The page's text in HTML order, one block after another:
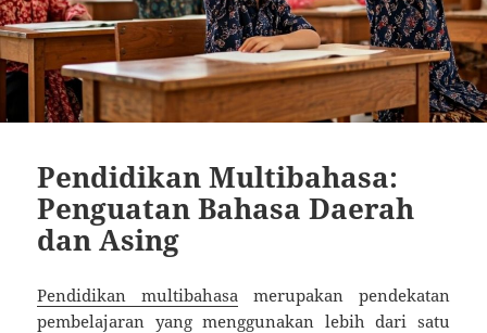
Pendidikan Multibahasa:
Penguatan Bahasa Daerah
dan Asing
Pendidikan multibahasa merupakan pendekatan
pembelajaran yang menggunakan lebih dari satu